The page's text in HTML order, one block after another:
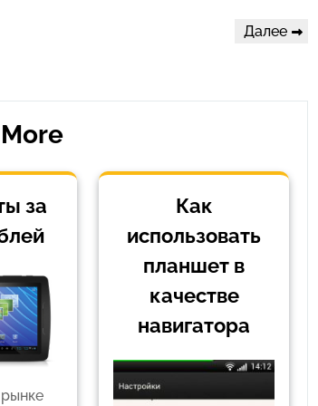
Следующая
Далее
за
Как
использовать
планшет в
качестве
навигатора